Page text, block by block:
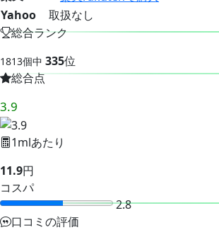
Yahoo
取扱なし
総合ランク
1813個中 335位
総合点
3.9
1mlあたり
11.9円
コスパ
2.8
口コミの評価